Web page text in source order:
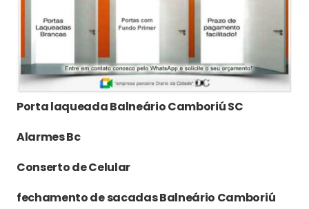
Porta laqueada Balneário Camboriú SC
Alarmes Bc
Conserto de Celular
fechamento de sacadas Balneário Camboriú